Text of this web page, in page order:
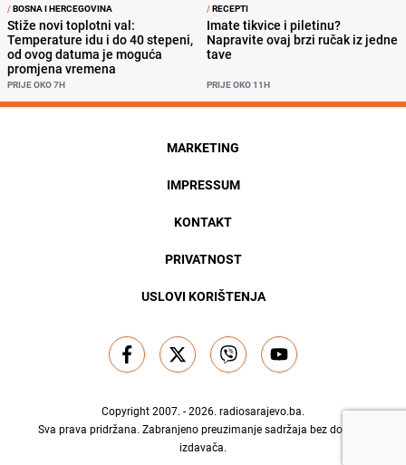
/BOSNA I HERCEGOVINA
Stiže novi toplotni val:
Temperature idu i do 40 stepeni,
od ovog datuma je moguća
promjena vremena
PRIJE OKO 7H
/RECEPTI
Imate tikvice i piletinu?
Napravite ovaj brzi ručak iz jedne
tave
PRIJE OKO 11H
MARKETING
IMPRESSUM
KONTAKT
PRIVATNOST
USLOVI KORIŠTENJA
Copyright 2007. - 2026. radiosarajevo.ba.
Sva prava pridržana. Zabranjeno preuzimanje sadržaja bez dozvole
izdavača.